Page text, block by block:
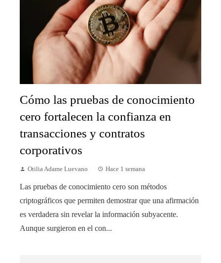
Cómo las pruebas de conocimiento
cero fortalecen la confianza en
transacciones y contratos
corporativos
Otilia Adame Luevano Hace 1 semana
Las pruebas de conocimiento cero son métodos
criptográficos que permiten demostrar que una afirmación
es verdadera sin revelar la información subyacente.
Aunque surgieron en el con...